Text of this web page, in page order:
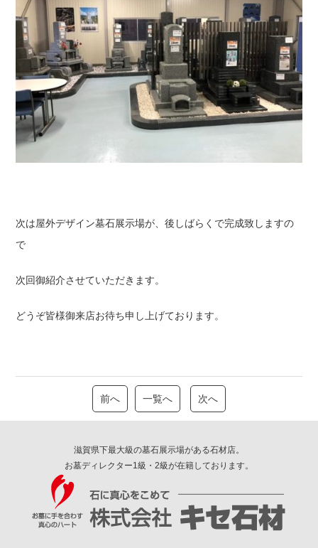
次は屋外デザイン墓石展示場が、後しばらくで完成致しますの
で
次回御紹介させていただきます。
どうぞ皆様御来店お待ち申し上げております。
前へ 一覧へ 次へ
滋賀県下最大級の墓石展示場がある石材店。
お墓ディレクター1級・2級が在籍しております。